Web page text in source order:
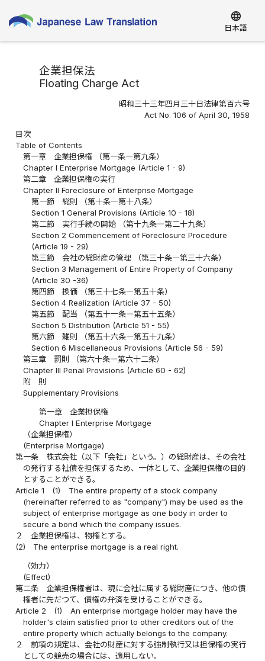
language
日本語
企業担保法
Floating Charge Act
昭和三十三年四月三十日法律第百六号
Act No. 106 of April 30, 1958
目次
Table of Contents
第一章 企業担保権 （第一条―第九条）
Chapter I Enterprise Mortgage (Article 1 - 9)
第二章 企業担保権の実行
Chapter II Foreclosure of Enterprise Mortgage
第一節 総則 （第十条―第十八条）
Section 1 General Provisions (Article 10 - 18)
第二節 実行手続の開始 （第十九条―第二十九条）
Section 2 Commencement of Foreclosure Procedure
(Article 19 - 29)
第三節 会社の総財産の管理 （第三十条―第三十六条）
Section 3 Management of Entire Property of Company
(Article 30 -36)
第四節 換価 （第三十七条―第五十条）
Section 4 Realization (Article 37 - 50)
第五節 配当 （第五十一条―第五十五条）
Section 5 Distribution (Article 51 - 55)
第六節 雑則 （第五十六条―第五十九条）
Section 6 Miscellaneous Provisions (Article 56 - 59)
第三章 罰則 （第六十条―第六十二条）
Chapter III Penal Provisions (Article 60 - 62)
附 則
Supplementary Provisions
第一章 企業担保権
Chapter I Enterprise Mortgage
（企業担保権）
(Enterprise Mortgage)
第一条
株式会社（以下「会社」という。）の総財産は、その会社
の発行する社債を担保するため、一体として、企業担保権の目的
とすることができる。
Article 1
(1)
The entire property of a stock company
(hereinafter referred to as "company") may be used as the
subject of enterprise mortgage as one body in order to
secure a bond which the company issues.
２
企業担保権は、物権とする。
(2)
The enterprise mortgage is a real right.
（効力）
(Effect)
第二条
企業担保権者は、現に会社に属する総財産につき、他の債
権者に先だつて、債権の弁済を受けることができる。
Article 2
(1)
An enterprise mortgage holder may have the
holder's claim satisfied prior to other creditors out of the
entire property which actually belongs to the company.
２
前項の規定は、会社の財産に対する強制執行又は担保権の実行
としての競売の場合には、適用しない。